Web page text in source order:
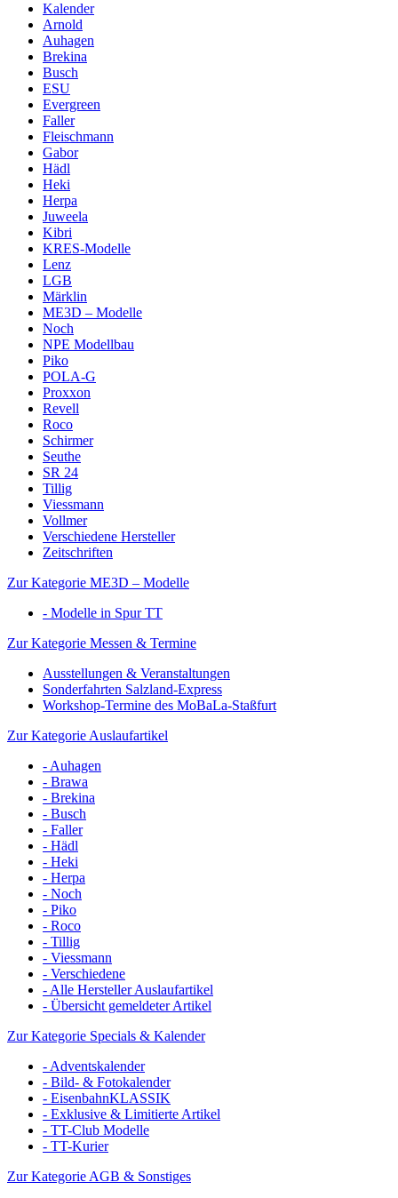
Kalender
Arnold
Auhagen
Brekina
Busch
ESU
Evergreen
Faller
Fleischmann
Gabor
Hädl
Heki
Herpa
Juweela
Kibri
KRES-Modelle
Lenz
LGB
Märklin
ME3D – Modelle
Noch
NPE Modellbau
Piko
POLA-G
Proxxon
Revell
Roco
Schirmer
Seuthe
SR 24
Tillig
Viessmann
Vollmer
Verschiedene Hersteller
Zeitschriften
Zur Kategorie ME3D – Modelle
- Modelle in Spur TT
Zur Kategorie Messen & Termine
Ausstellungen & Veranstaltungen
Sonderfahrten Salzland-Express
Workshop-Termine des MoBaLa-Staßfurt
Zur Kategorie Auslaufartikel
- Auhagen
- Brawa
- Brekina
- Busch
- Faller
- Hädl
- Heki
- Herpa
- Noch
- Piko
- Roco
- Tillig
- Viessmann
- Verschiedene
- Alle Hersteller Auslaufartikel
- Übersicht gemeldeter Artikel
Zur Kategorie Specials & Kalender
- Adventskalender
- Bild- & Fotokalender
- EisenbahnKLASSIK
- Exklusive & Limitierte Artikel
- TT-Club Modelle
- TT-Kurier
Zur Kategorie AGB & Sonstiges